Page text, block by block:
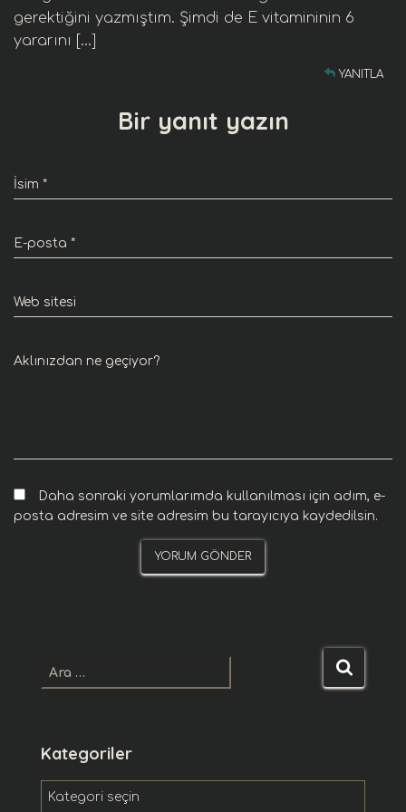
gerektiğini yazmıştım. Şimdi de E vitamininin 6
yararını […]
YANITLA
Bir yanıt yazın
İsim *
E-posta *
Web sitesi
Aklınızdan ne geçiyor?
Daha sonraki yorumlarımda kullanılması için adım, e-
posta adresim ve site adresim bu tarayıcıya kaydedilsin.
r
aKategoriler